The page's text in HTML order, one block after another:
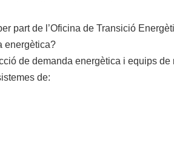
part de l’Oficina de Transició
energètica?
de demanda energètica i equips de
de: